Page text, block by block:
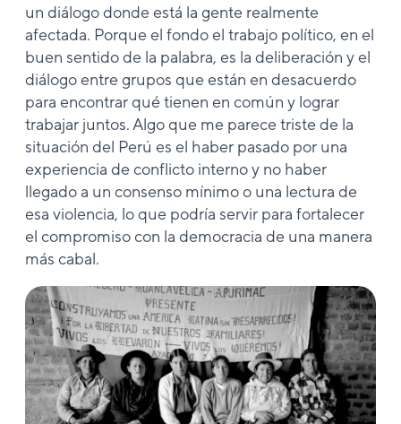
un diálogo donde está la gente realmente
afectada. Porque el fondo el trabajo político, en el
buen sentido de la palabra, es la deliberación y el
diálogo entre grupos que están en desacuerdo
para encontrar qué tienen en común y lograr
trabajar juntos. Algo que me parece triste de la
situación del Perú es el haber pasado por una
experiencia de conflicto interno y no haber
llegado a un consenso mínimo o una lectura de
esa violencia, lo que podría servir para fortalecer
el compromiso con la democracia de una manera
más cabal.